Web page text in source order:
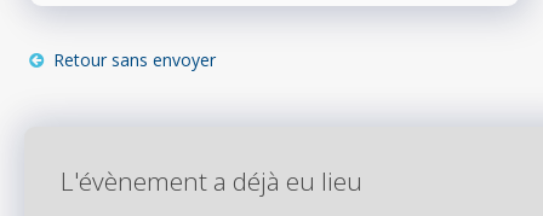
Retour sans envoyer
L'évènement a déjà eu lieu